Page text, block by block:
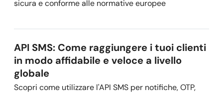
sicura e conforme alle normative europee
API SMS: Come raggiungere i tuoi clienti
in modo affidabile e veloce a livello
globale
Scopri come utilizzare l'API SMS per notifiche, OTP,